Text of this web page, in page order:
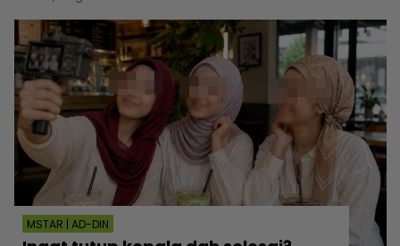
MSTAR | AD-DIN